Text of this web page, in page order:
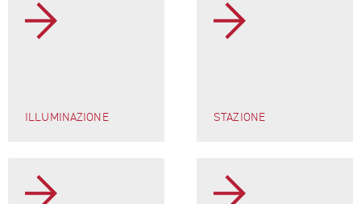
ILLUMINAZIONE STAZIONE